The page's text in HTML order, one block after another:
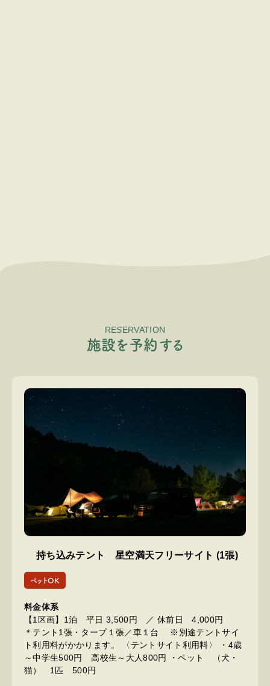
RESERVATION
施設を 予約 する
持ち込みテント 星空満天フリーサイト (1張)
ペットOK
料金体系
【1区画】1泊 平日 3,500円 ／ 休前日 4,000円
＊テント1張・タープ１張／車１台 ※別途テントサイ
ト利用料がかかります。 〈テントサイト利用料〉 ・4歳
～中学生500円 高校生～大人800円 ・ペット （犬・
猫） 1匹 500円